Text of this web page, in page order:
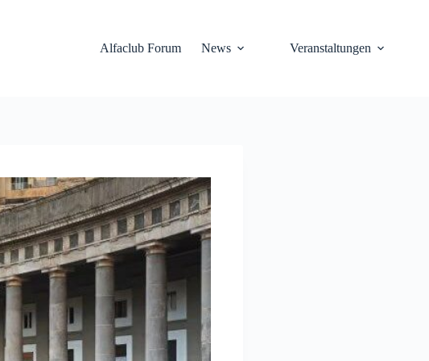
Alfaclub Forum
News Veranstaltungen